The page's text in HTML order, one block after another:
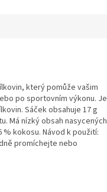
který pomůže vašim
po sportovním výkonu. Je
Sáček obsahuje 17 g
Má nízký obsah nasycených
kokosu. Návod k použití:
promíchejte nebo